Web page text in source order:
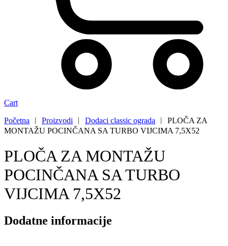
Cart
Početna ︱ Proizvodi ︱ Dodaci classic ograda ︱ PLOČA ZA
MONTAŽU POCINČANA SA TURBO VIJCIMA 7,5X52
PLOČA ZA MONTAŽU
POCINČANA SA TURBO
VIJCIMA 7,5X52
Dodatne informacije